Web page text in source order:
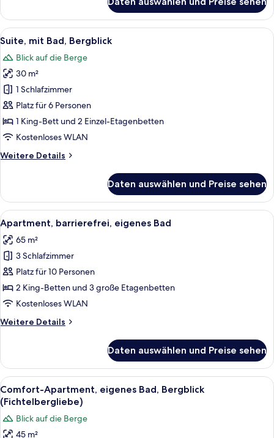
mit
Bad
Alle
Fotos
für
Suite,
mit
Bad,
Bergblick
anzeigen
Ein Hotelzimmer mit einem
8
Suite, mit Bad, Bergblick
Blick auf die Berge
30 m²
1 Schlafzimmer
Platz für 6 Personen
1 King-Bett und 2 Einzel-Etagenbetten
Kostenloses WLAN
Weitere Details
Weitere
mit
Bad,
Bergblick
Daten auswählen und Preise sehen
Alle
Fotos
für
Apartment,
barrierefrei,
eigenes
Bad
Ein Hotelzimmer mit einem
9
Apartment, barrierefrei, eigenes Bad
65 m²
3 Schlafzimmer
Platz für 10 Personen
2 King-Betten und 3 große Etagenbetten
Kostenloses WLAN
Weitere Details
Weitere
barrierefrei,
eigenes
Bad
Daten auswählen und Preise sehen
Alle
Fotos
für
Comfort-
Eine verschneite Landschaft mit
1
Comfort-Apartment, eigenes Bad, Bergblick
(Fichtelbergliebe)
Blick auf die Berge
45 m²